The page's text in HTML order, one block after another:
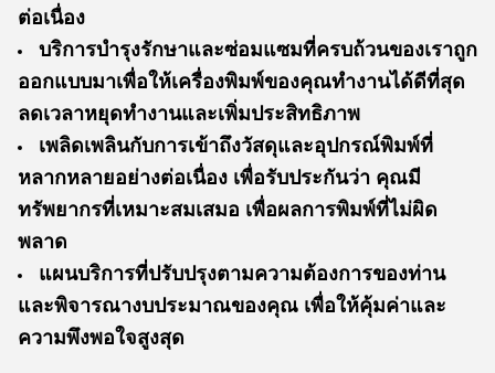
ต่อเนื่อง
บริการบํารุงรักษาและซ่อมแซมที่ครบถ้วนของเราถูก
ออกแบบมาเพื่อให้เครื่องพิมพ์ของคุณทํางานได้ดีที่สุด
ลดเวลาหยุดทํางานและเพิ่มประสิทธิภาพ
เพลิดเพลินกับการเข้าถึงวัสดุและอุปกรณ์พิมพ์ที่
หลากหลายอย่างต่อเนื่อง เพื่อรับประกันว่า คุณมี
ทรัพยากรที่เหมาะสมเสมอ เพื่อผลการพิมพ์ที่ไม่ผิด
พลาด
แผนบริการที่ปรับปรุงตามความต้องการของท่าน
และพิจารณางบประมาณของคุณ เพื่อให้คุ้มค่าและ
ความพึงพอใจสูงสุด